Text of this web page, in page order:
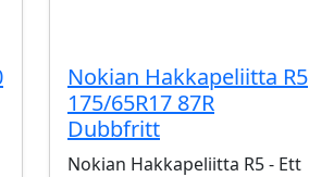
Nokian Hakkapeliitta R5
175/65R17 87R
Dubbfritt
Nokian Hakkapeliitta R5 - Ett